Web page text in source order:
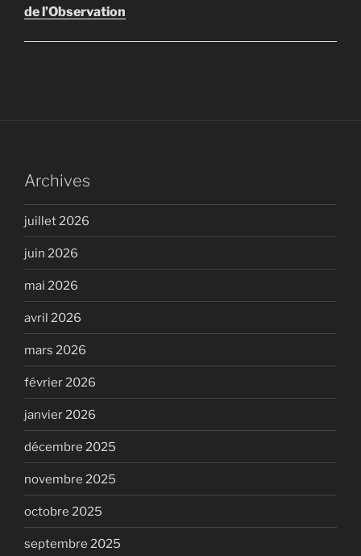
de l’Observation
Archives
juillet 2026
juin 2026
mai 2026
avril 2026
mars 2026
février 2026
janvier 2026
décembre 2025
novembre 2025
octobre 2025
septembre 2025